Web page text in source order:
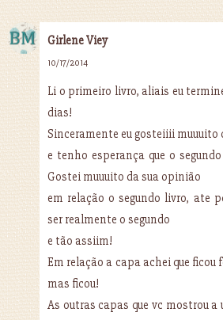
Girlene Viey
10/17/2014
Li o primeiro livro, aliais eu
dias!
Sinceramente eu gosteiiii muuuito
e tenho esperança que o
Gostei muuuito da sua opinião
em relação o segundo livro, ate
ser realmente o segundo
e tão assiim!
Em relação a capa achei que ficou
mas ficou!
As outras capas que vc mostrou